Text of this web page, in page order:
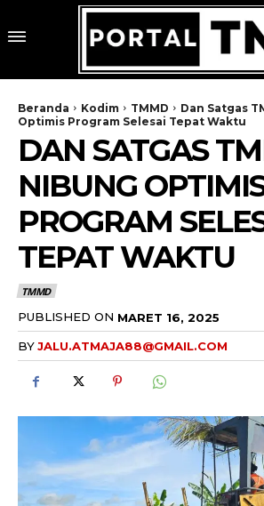
Beranda Kodim TMMD
Dan Satgas
Optimis Program Selesai Tepat Waktu
DAN SATGAS
NIBUNG
PROGRAM
TEPAT WAKTU
TMMD
PUBLISHED ON MARET 16, 2025
BYJALU.ATMAJA88@GMAIL.COM